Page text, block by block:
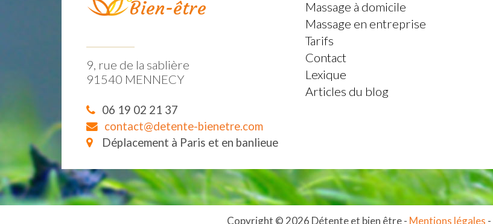
Bien-être
9, rue de la sablière
91540 MENNECY
06 19 02 21 37
contact@detente-bienetre.com
Déplacement à Paris et en banlieue
Massage à domicile
Massage en entreprise
Tarifs
Contact
Lexique
Articles du blog
Copyright © 2026 Détente et bien être - Mentions légales -